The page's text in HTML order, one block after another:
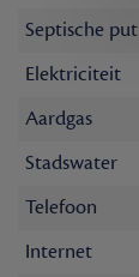
Septische put
Elektriciteit
Aardgas
Stadswater
Telefoon
Internet